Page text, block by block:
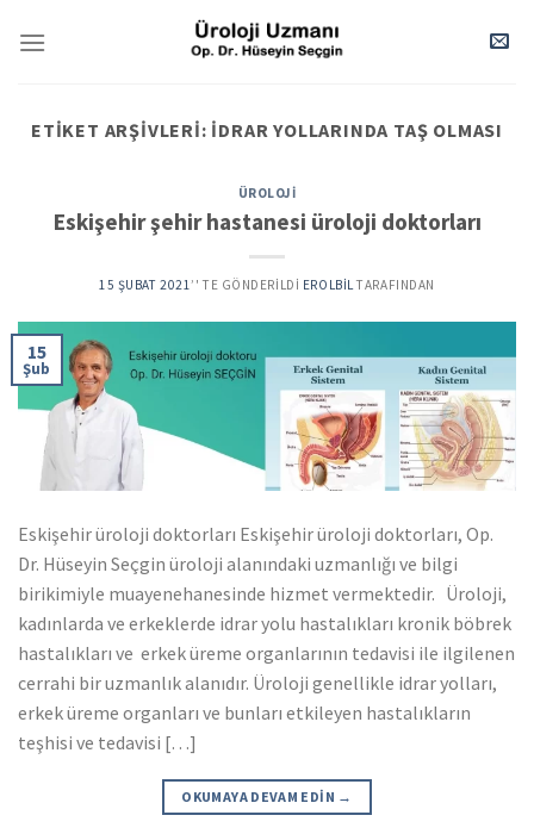
ETIKET ARŞIVLERI: İDRAR YOLLARINDA TAŞ OLMASI
ÜROLOJI
Eskişehir şehir hastanesi üroloji doktorları
15 ŞUBAT 2021’' TE GÖNDERILDI EROLBIL TARAFINDAN
15
Şub
Eskişehir üroloji doktorları Eskişehir üroloji doktorları, Op.
Dr. Hüseyin Seçgin üroloji alanındaki uzmanlığı ve bilgi
birikimiyle muayenehanesinde hizmet vermektedir. Üroloji,
kadınlarda ve erkeklerde idrar yolu hastalıkları kronik böbrek
hastalıkları ve erkek üreme organlarının tedavisi ile ilgilenen
cerrahi bir uzmanlık alanıdır. Üroloji genellikle idrar yolları,
erkek üreme organları ve bunları etkileyen hastalıkların
teşhisi ve tedavisi […]
OKUMAYA DEVAM EDIN →